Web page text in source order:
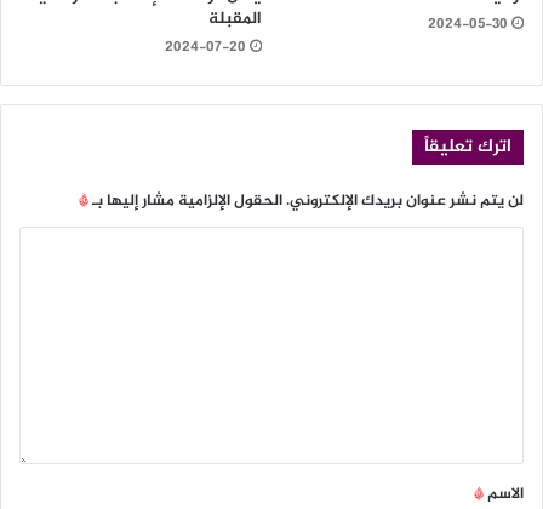
2024-05-30
المقبلة
2024-07-20
اترك تعليقاً
لن يتم نشر عنوان بريدك الإلكتروني.الحقول الإلزامية مشار إليها بـ*
الاسم*